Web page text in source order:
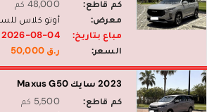
كم قاطع:
48,000 كم
معرض:
أوتو كلاس
مباع بتاريخ:
2026-08-04
السعر:
ر.ق 50,000
2023 سايك Maxus G50
كم قاطع:
5,500 كم